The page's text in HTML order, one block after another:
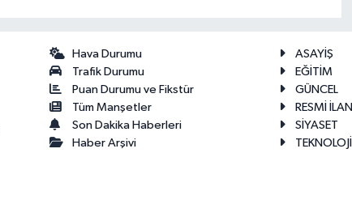
Hava Durumu
Trafik Durumu
Puan Durumu ve Fikstür
Tüm Manşetler
Son Dakika Haberleri
Haber Arşivi
ASAYİŞ
EĞİTİM
GÜNCEL
RESMİ İLAN
SİYASET
TEKNOLOJİ